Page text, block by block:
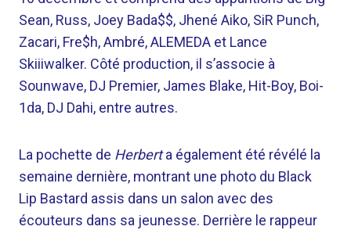
Sean, Russ, Joey Bada$$, Jhené Aiko, SiR Punch,
Zacari, Fre$h, Ambré, ALEMEDA et Lance
Skiiiwalker. Côté production, il s’associe à
Sounwave, DJ Premier, James Blake, Hit-Boy, Boi-
1da, DJ Dahi, entre autres.
La pochette de Herberta également été révélé la
semaine dernière, montrant une photo du Black
Lip Bastard assis dans un salon avec des
écouteurs dans sa jeunesse. Derrière le rappeur